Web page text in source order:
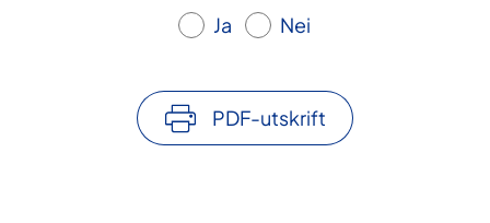
Ja Nei
PDF-utskrift